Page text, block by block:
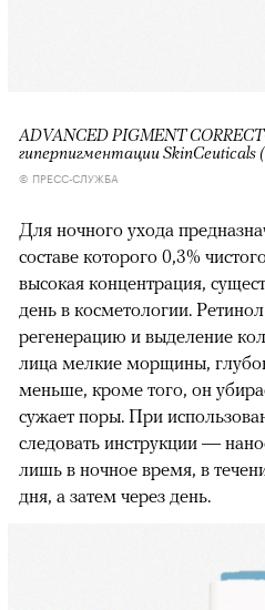
ADVANCED PIGMENT
гиперпигментации SkinCeuticals
© ПРЕСС-СЛУЖБА
Для ночного ухода
составе которого 0,3%
высокая концентрация,
день в косметологии.
регенерацию и выделение
лица мелкие морщины,
меньше, кроме того, он
сужает поры. При
следовать инструкции —
лишь в ночное время, в
дня, а затем через день.